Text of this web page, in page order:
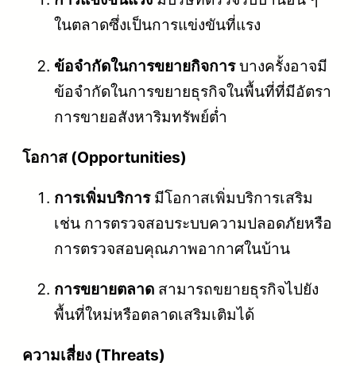
ในตลาดซึ่งเป็นการแข่งขันที่แรง
ข้อจำกัดในการขยายกิจการบางครั้งอาจมี
ข้อจำกัดในการขยายธุรกิจในพื้นที่ที่มีอัตรา
การขายอสังหาริมทรัพย์ต่ำ
โอกาส (Opportunities)
การเพิ่มบริการมีโอกาสเพิ่มบริการเสริม
เช่น การตรวจสอบระบบความปลอดภัยหรือ
การตรวจสอบคุณภาพอากาศในบ้าน
การขยายตลาด สามารถขยายธุรกิจไปยัง
พื้นที่ใหม่หรือตลาดเสริมเติมได้
ความเสี่ยง (Threats)